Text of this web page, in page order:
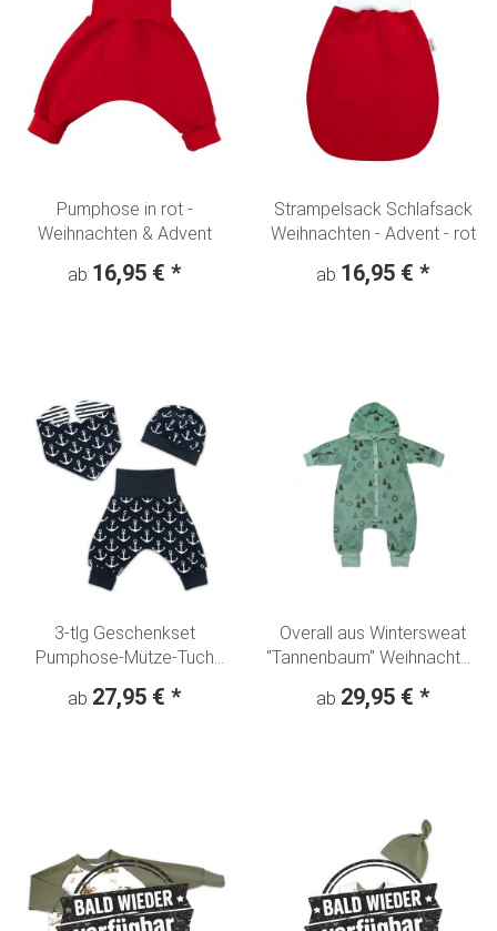
Pumphose in rot -
Weihnachten & Advent
ab 16,95 € *
Strampelsack Schlafsack
Weihnachten - Advent - rot
ab 16,95 € *
3-tlg Geschenkset
Pumphose-Mütze-Tuch
maritim
ab 27,95 € *
Overall aus Wintersweat
"Tannenbaum" Weihnachten
ab 29,95 € *